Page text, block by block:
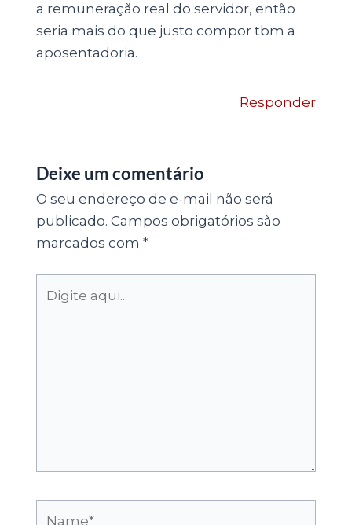
a remuneração real do servidor, então
seria mais do que justo compor tbm a
aposentadoria.
Responder
Deixe um comentário
O seu endereço de e-mail não será
publicado. Campos obrigatórios são
marcados com *
aqui...